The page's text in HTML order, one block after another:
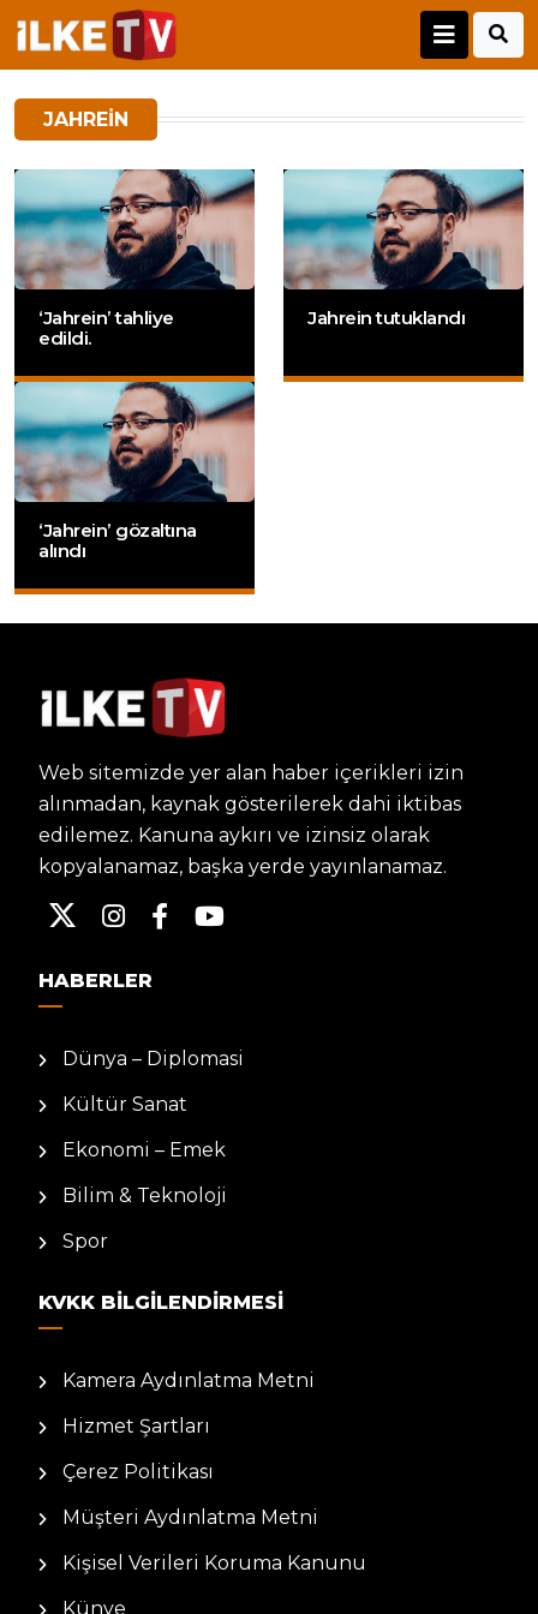
JAHREIN
‘Jahrein’ tahliye
edildi.
Jahrein tutuklandı
‘Jahrein’ gözaltına
alındı
Web sitemizde yer alan haber içerikleri izin
alınmadan, kaynak gösterilerek dahi iktibas
edilemez. Kanuna aykırı ve izinsiz olarak
kopyalanamaz, başka yerde yayınlanamaz.
HABERLER
Dünya – Diplomasi
Kültür Sanat
Ekonomi – Emek
Bilim & Teknoloji
Spor
KVKK BILGILENDIRMESI
Kamera Aydınlatma Metni
Hizmet Şartları
Çerez Politikası
Müşteri Aydınlatma Metni
Kişisel Verileri Koruma Kanunu
Künye